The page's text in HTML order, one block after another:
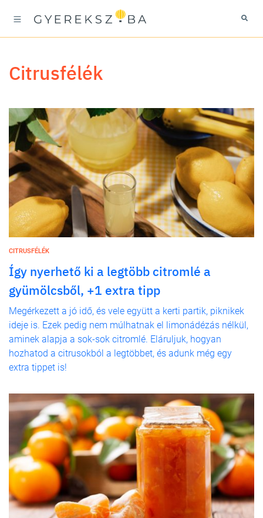
citrusfélék
CITRUSFÉLÉK
Így nyerhető ki a legtöbb citromlé a
gyümölcsből, +1 extra tipp
Megérkezett a jó idő, és vele együtt a kerti partik, piknikek
ideje is. Ezek pedig nem múlhatnak el limonádézás nélkül,
aminek alapja a sok-sok citromlé. Eláruljuk, hogyan
hozhatod a citrusokból a legtöbbet, és adunk még egy
extra tippet is!